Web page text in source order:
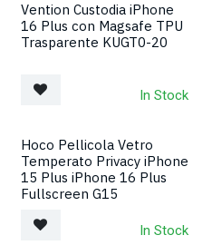
Vention Custodia iPhone
16 Plus con Magsafe TPU
Trasparente KUGT0-20
In Stock
Hoco Pellicola Vetro
Temperato Privacy iPhone
15 Plus iPhone 16 Plus
Fullscreen G15
In Stock